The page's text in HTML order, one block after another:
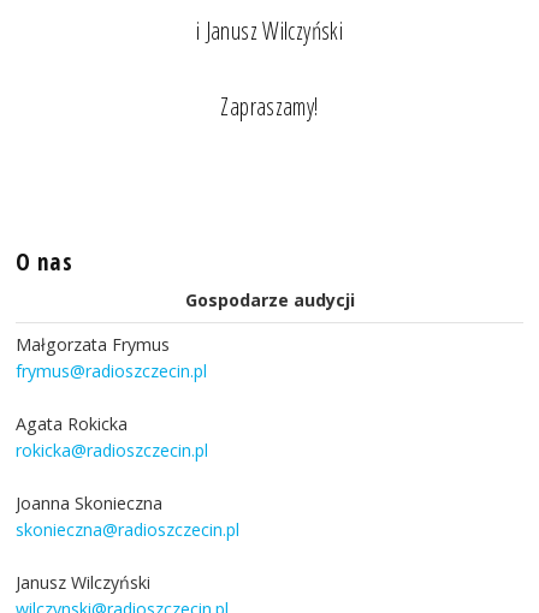
i Janusz Wilczyński
Zapraszamy!
O nas
Gospodarze audycji
Małgorzata Frymus
frymus@radioszczecin.pl
Agata Rokicka
rokicka@radioszczecin.pl
Joanna Skonieczna
skonieczna@radioszczecin.pl
Janusz Wilczyński